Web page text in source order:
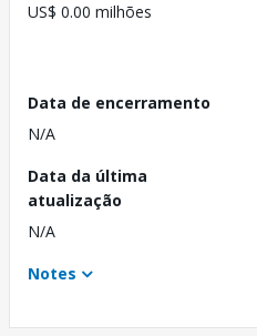
US$ 0.00 milhões
Data de encerramento
N/A
Data da última
atualização
N/A
Notes